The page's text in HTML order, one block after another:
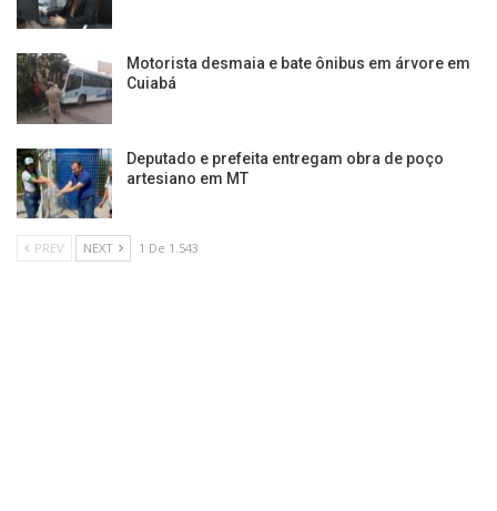
Motorista desmaia e bate ônibus em árvore em
Cuiabá
Deputado e prefeita entregam obra de poço
artesiano em MT
PREV NEXT 1 De 1.543